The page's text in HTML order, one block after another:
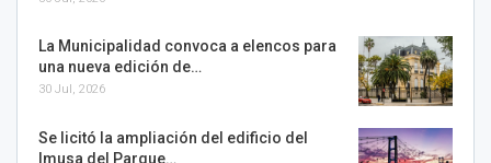
La Municipalidad convoca a elencos para
una nueva edición de…
30 Jul, 2026
Se licitó la ampliación del edificio del
Imusa del Parque…